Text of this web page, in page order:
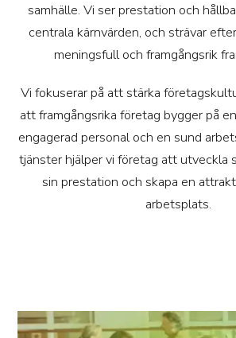
samhälle. Vi ser prestation och
centrala kärnvärden, och strävar
meningsfull och framgångsrik
Vi fokuserar på att stärka
att framgångsrika företag bygger på
engagerad personal och en sund
tjänster hjälper vi företag att utveckla
sin prestation och skapa en
arbetsplats.